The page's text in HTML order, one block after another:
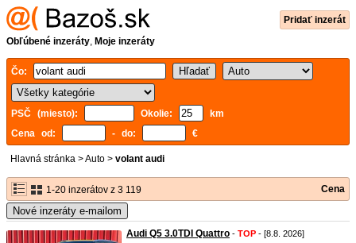
Pridať inzerát
Obľúbené inzeráty, Moje inzeráty
Čo:
PSČ (miesto): Okolie:
km
Cena od:
- do: €
Hlavná stránka >Auto > volant audi
1-20 inzerátov z 3 119 Cena
Nové inzeráty e-mailom
Audi Q5 3.0TDI Quattro - TOP - [8.8. 2026]